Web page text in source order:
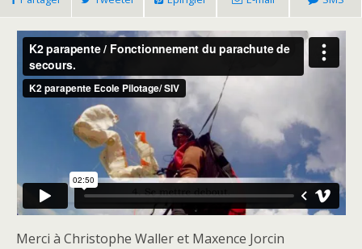
Merci à Christophe Waller et Maxence Jorcin